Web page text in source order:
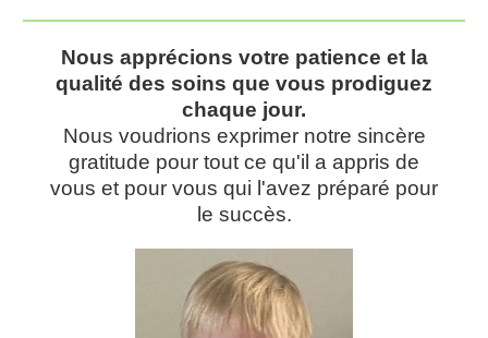
Nous apprécions votre patience et la
qualité des soins que vous prodiguez
chaque jour.
Nous voudrions exprimer notre sincère
gratitude pour tout ce qu'il a appris de
vous et pour vous qui l'avez préparé pour
le succès.